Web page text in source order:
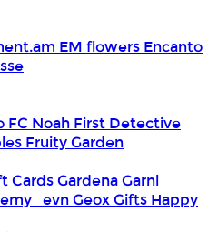
EM flowers Encanto
FC Noah First Detective
Fruity Garden
CardsGardenaGarni
GeoxGifts Happy